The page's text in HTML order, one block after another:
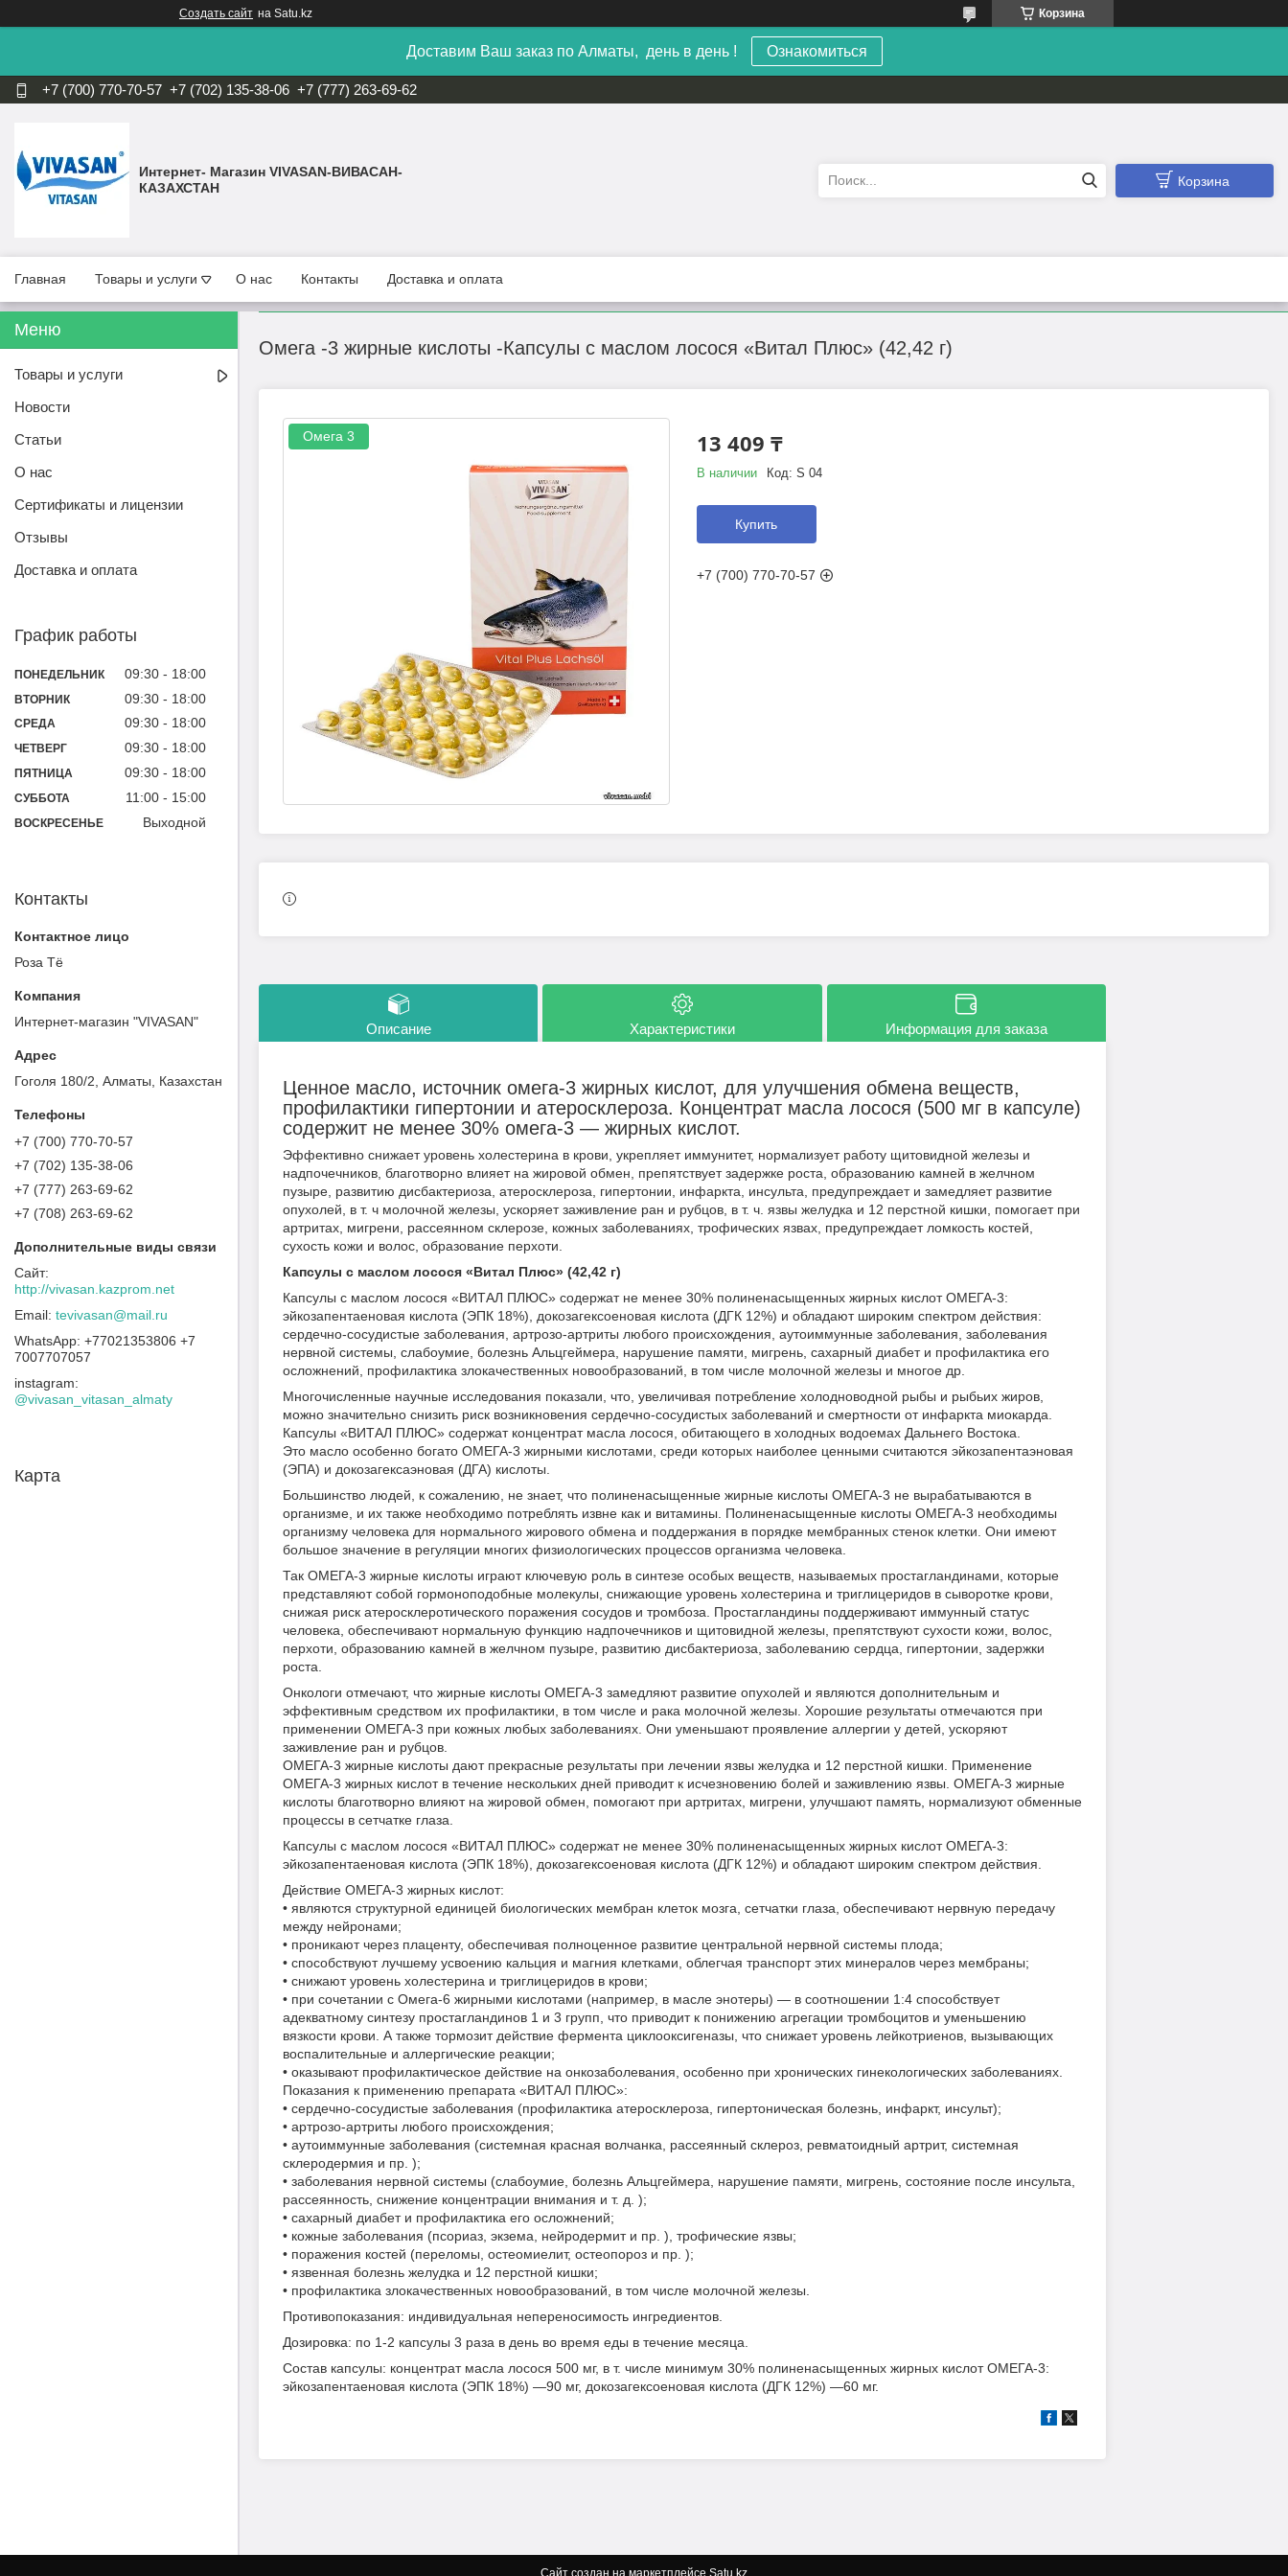
Создать сайт на Satu.kz Корзина
Доставим Ваш заказ по Алматы, день в день ! Ознакомиться
+7 (700) 770-70-57 +7 (702) 135-38-06 +7 (777) 263-69-62
Интернет- Магазин VIVASAN-ВИВАСАН-
КАЗАХСТАН
Корзина
Главная Товары и услуги О нас Контакты Доставка и оплата
Омега -3 жирные кислоты -Капсулы с маслом лосося «Витал Плюс» (42,42 г)
Омега 3 13 409 ₸
В наличии Код: S 04
Купить
+7 (700) 770-70-57
Описание Характеристики Информация для заказа
Ценное масло, источник омега-3 жирных кислот, для улучшения обмена веществ,
профилактики гипертонии и атеросклероза. Концентрат масла лосося (500 мг в капсуле)
содержит не менее 30% омега-3 — жирных кислот.
Эффективно снижает уровень холестерина в крови, укрепляет иммунитет, нормализует работу щитовидной железы и
надпочечников, благотворно влияет на жировой обмен, препятствует задержке роста, образованию камней в желчном
пузыре, развитию дисбактериоза, атеросклероза, гипертонии, инфаркта, инсульта, предупреждает и замедляет развитие
опухолей, в т. ч молочной железы, ускоряет заживление ран и рубцов, в т. ч. язвы желудка и 12 перстной кишки, помогает при
артритах, мигрени, рассеянном склерозе, кожных заболеваниях, трофических язвах, предупреждает ломкость костей,
сухость кожи и волос, образование перхоти.
Капсулы с маслом лосося «Витал Плюс» (42,42 г)
Капсулы с маслом лосося «ВИТАЛ ПЛЮС» содержат не менее 30% полиненасыщенных жирных кислот ОМЕГА-3:
эйкозапентаеновая кислота (ЭПК 18%), докозагексоеновая кислота (ДГК 12%) и обладают широким спектром действия:
сердечно-сосудистые заболевания, артрозо-артриты любого происхождения, аутоиммунные заболевания, заболевания
нервной системы, слабоумие, болезнь Альцгеймера, нарушение памяти, мигрень, сахарный диабет и профилактика его
осложнений, профилактика злокачественных новообразований, в том числе молочной железы и многое др.
Многочисленные научные исследования показали, что, увеличивая потребление холодноводной рыбы и рыбьих жиров,
можно значительно снизить риск возникновения сердечно-сосудистых заболеваний и смертности от инфаркта миокарда.
Капсулы «ВИТАЛ ПЛЮС» содержат концентрат масла лосося, обитающего в холодных водоемах Дальнего Востока.
Это масло особенно богато ОМЕГА-3 жирными кислотами, среди которых наиболее ценными считаются эйкозапентаэновая
(ЭПА) и докозагексаэновая (ДГА) кислоты.
Большинство людей, к сожалению, не знает, что полиненасыщенные жирные кислоты ОМЕГА-3 не вырабатываются в
организме, и их также необходимо потреблять извне как и витамины. Полиненасыщенные кислоты ОМЕГА-3 необходимы
организму человека для нормального жирового обмена и поддержания в порядке мембранных стенок клетки. Они имеют
большое значение в регуляции многих физиологических процессов организма человека.
Так ОМЕГА-3 жирные кислоты играют ключевую роль в синтезе особых веществ, называемых простагландинами, которые
представляют собой гормоноподобные молекулы, снижающие уровень холестерина и триглицеридов в сыворотке крови,
снижая риск атеросклеротического поражения сосудов и тромбоза. Простагландины поддерживают иммунный статус
человека, обеспечивают нормальную функцию надпочечников и щитовидной железы, препятствуют сухости кожи, волос,
перхоти, образованию камней в желчном пузыре, развитию дисбактериоза, заболеванию сердца, гипертонии, задержки
роста.
Онкологи отмечают, что жирные кислоты ОМЕГА-3 замедляют развитие опухолей и являются дополнительным и
эффективным средством их профилактики, в том числе и рака молочной железы. Хорошие результаты отмечаются при
применении ОМЕГА-3 при кожных любых заболеваниях. Они уменьшают проявление аллергии у детей, ускоряют
заживление ран и рубцов.
ОМЕГА-3 жирные кислоты дают прекрасные результаты при лечении язвы желудка и 12 перстной кишки. Применение
ОМЕГА-3 жирных кислот в течение нескольких дней приводит к исчезновению болей и заживлению язвы. ОМЕГА-3 жирные
кислоты благотворно влияют на жировой обмен, помогают при артритах, мигрени, улучшают память, нормализуют обменные
процессы в сетчатке глаза.
Капсулы с маслом лосося «ВИТАЛ ПЛЮС» содержат не менее 30% полиненасыщенных жирных кислот ОМЕГА-3:
эйкозапентаеновая кислота (ЭПК 18%), докозагексоеновая кислота (ДГК 12%) и обладают широким спектром действия.
Действие ОМЕГА-3 жирных кислот:
• являются структурной единицей биологических мембран клеток мозга, сетчатки глаза, обеспечивают нервную передачу
между нейронами;
• проникают через плаценту, обеспечивая полноценное развитие центральной нервной системы плода;
• способствуют лучшему усвоению кальция и магния клетками, облегчая транспорт этих минералов через мембраны;
• снижают уровень холестерина и триглицеридов в крови;
• при сочетании с Омега-6 жирными кислотами (например, в масле энотеры) — в соотношении 1:4 способствует
адекватному синтезу простагландинов 1 и 3 групп, что приводит к понижению агрегации тромбоцитов и уменьшению
вязкости крови. А также тормозит действие фермента циклооксигеназы, что снижает уровень лейкотриенов, вызывающих
воспалительные и аллергические реакции;
• оказывают профилактическое действие на онкозаболевания, особенно при хронических гинекологических заболеваниях.
Показания к применению препарата «ВИТАЛ ПЛЮС»:
• сердечно-сосудистые заболевания (профилактика атеросклероза, гипертоническая болезнь, инфаркт, инсульт);
• артрозо-артриты любого происхождения;
• аутоиммунные заболевания (системная красная волчанка, рассеянный склероз, ревматоидный артрит, системная
склеродермия и пр. );
• заболевания нервной системы (слабоумие, болезнь Альцгеймера, нарушение памяти, мигрень, состояние после инсульта,
рассеянность, снижение концентрации внимания и т. д. );
• сахарный диабет и профилактика его осложнений;
• кожные заболевания (псориаз, экзема, нейродермит и пр. ), трофические язвы;
• поражения костей (переломы, остеомиелит, остеопороз и пр. );
• язвенная болезнь желудка и 12 перстной кишки;
• профилактика злокачественных новообразований, в том числе молочной железы.
Противопоказания: индивидуальная непереносимость ингредиентов.
Дозировка: по 1-2 капсулы 3 раза в день во время еды в течение месяца.
Состав капсулы: концентрат масла лосося 500 мг, в т. числе минимум 30% полиненасыщенных жирных кислот ОМЕГА-3:
эйкозапентаеновая кислота (ЭПК 18%) —90 мг, докозагексоеновая кислота (ДГК 12%) —60 мг.
Товары и услуги
Новости
Статьи
О нас
Сертификаты и лицензии
Отзывы
Доставка и оплата
График работы
ПОНЕДЕЛЬНИК 09:30 18:00
ВТОРНИК 09:30 18:00
СРЕДА 09:30 18:00
ЧЕТВЕРГ 09:30 18:00
ПЯТНИЦА 09:30 18:00
СУББОТА 11:00 15:00
ВОСКРЕСЕНЬЕ Выходной
Контакты
Роза Тё
Интернет-магазин "VIVASAN"
Гоголя 180/2, Алматы, Казахстан
+7 (700) 770-70-57
+7 (702) 135-38-06
+7 (777) 263-69-62
+7 (708) 263-69-62
http://vivasan.kazprom.net
tevivasan@mail.ru
+77021353806 +7
7007707057
instagram
@vivasan_vitasan_almaty
Карта